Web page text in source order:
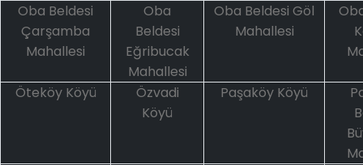
Oba Beldesi
Çarşamba
Mahallesi
Oba
Beldesi
Eğribucak
Mahallesi
Oba Beldesi Göl
Mahallesi
Öteköy Köyü
Özvadi
Köyü
Paşaköy Köyü